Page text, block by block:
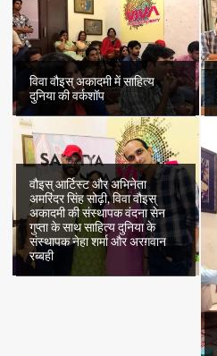
विवा वौइस् अकादमी में साहित्य
दुनिया की वर्कशॉप
वौइस् आर्टिस्ट और अभिनेता
अमरिंदर सिंह सोढ़ी, विवा वौइस्
अकादमी की संस्थापक वंदना सेन
गुप्ता के साथ साहित्य दुनिया के
संस्थापक नेहा शर्मा और अरग़वान
रब्बही